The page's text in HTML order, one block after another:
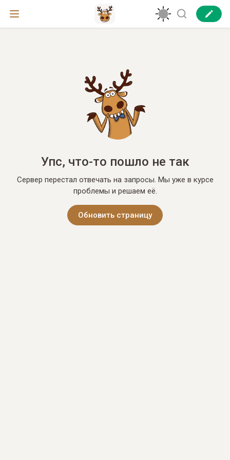
Упс, что-то пошло не так
Сервер перестал отвечать на запросы. Мы уже в курсе
проблемы и решаем её.
Обновить страницу